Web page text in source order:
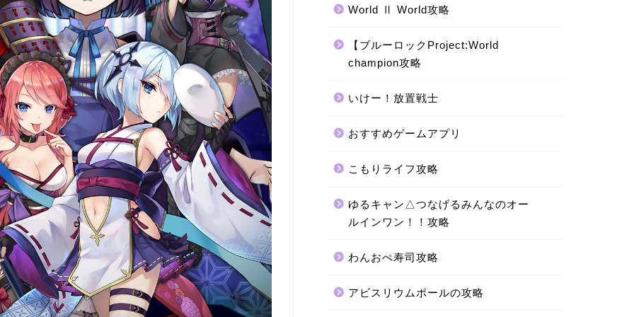
World Ⅱ World攻略
【ブルーロックProject:World
champion攻略
いけー！放置戦士
おすすめゲームアプリ
こもりライフ攻略
ゆるキャン△つなげるみんなのオー
ルインワン！！攻略
わんおぺ寿司攻略
アビスリウムポールの攻略